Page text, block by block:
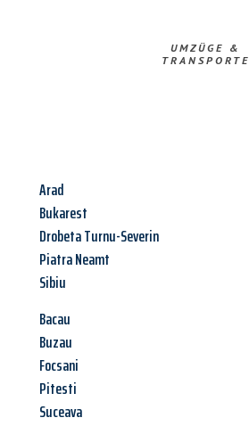
UMZÜGE &
TRANSPORTE
Arad
Bukarest
Drobeta Turnu-Severin
Piatra Neamt
Sibiu
Bacau
Buzau
Focsani
Pitesti
Suceava